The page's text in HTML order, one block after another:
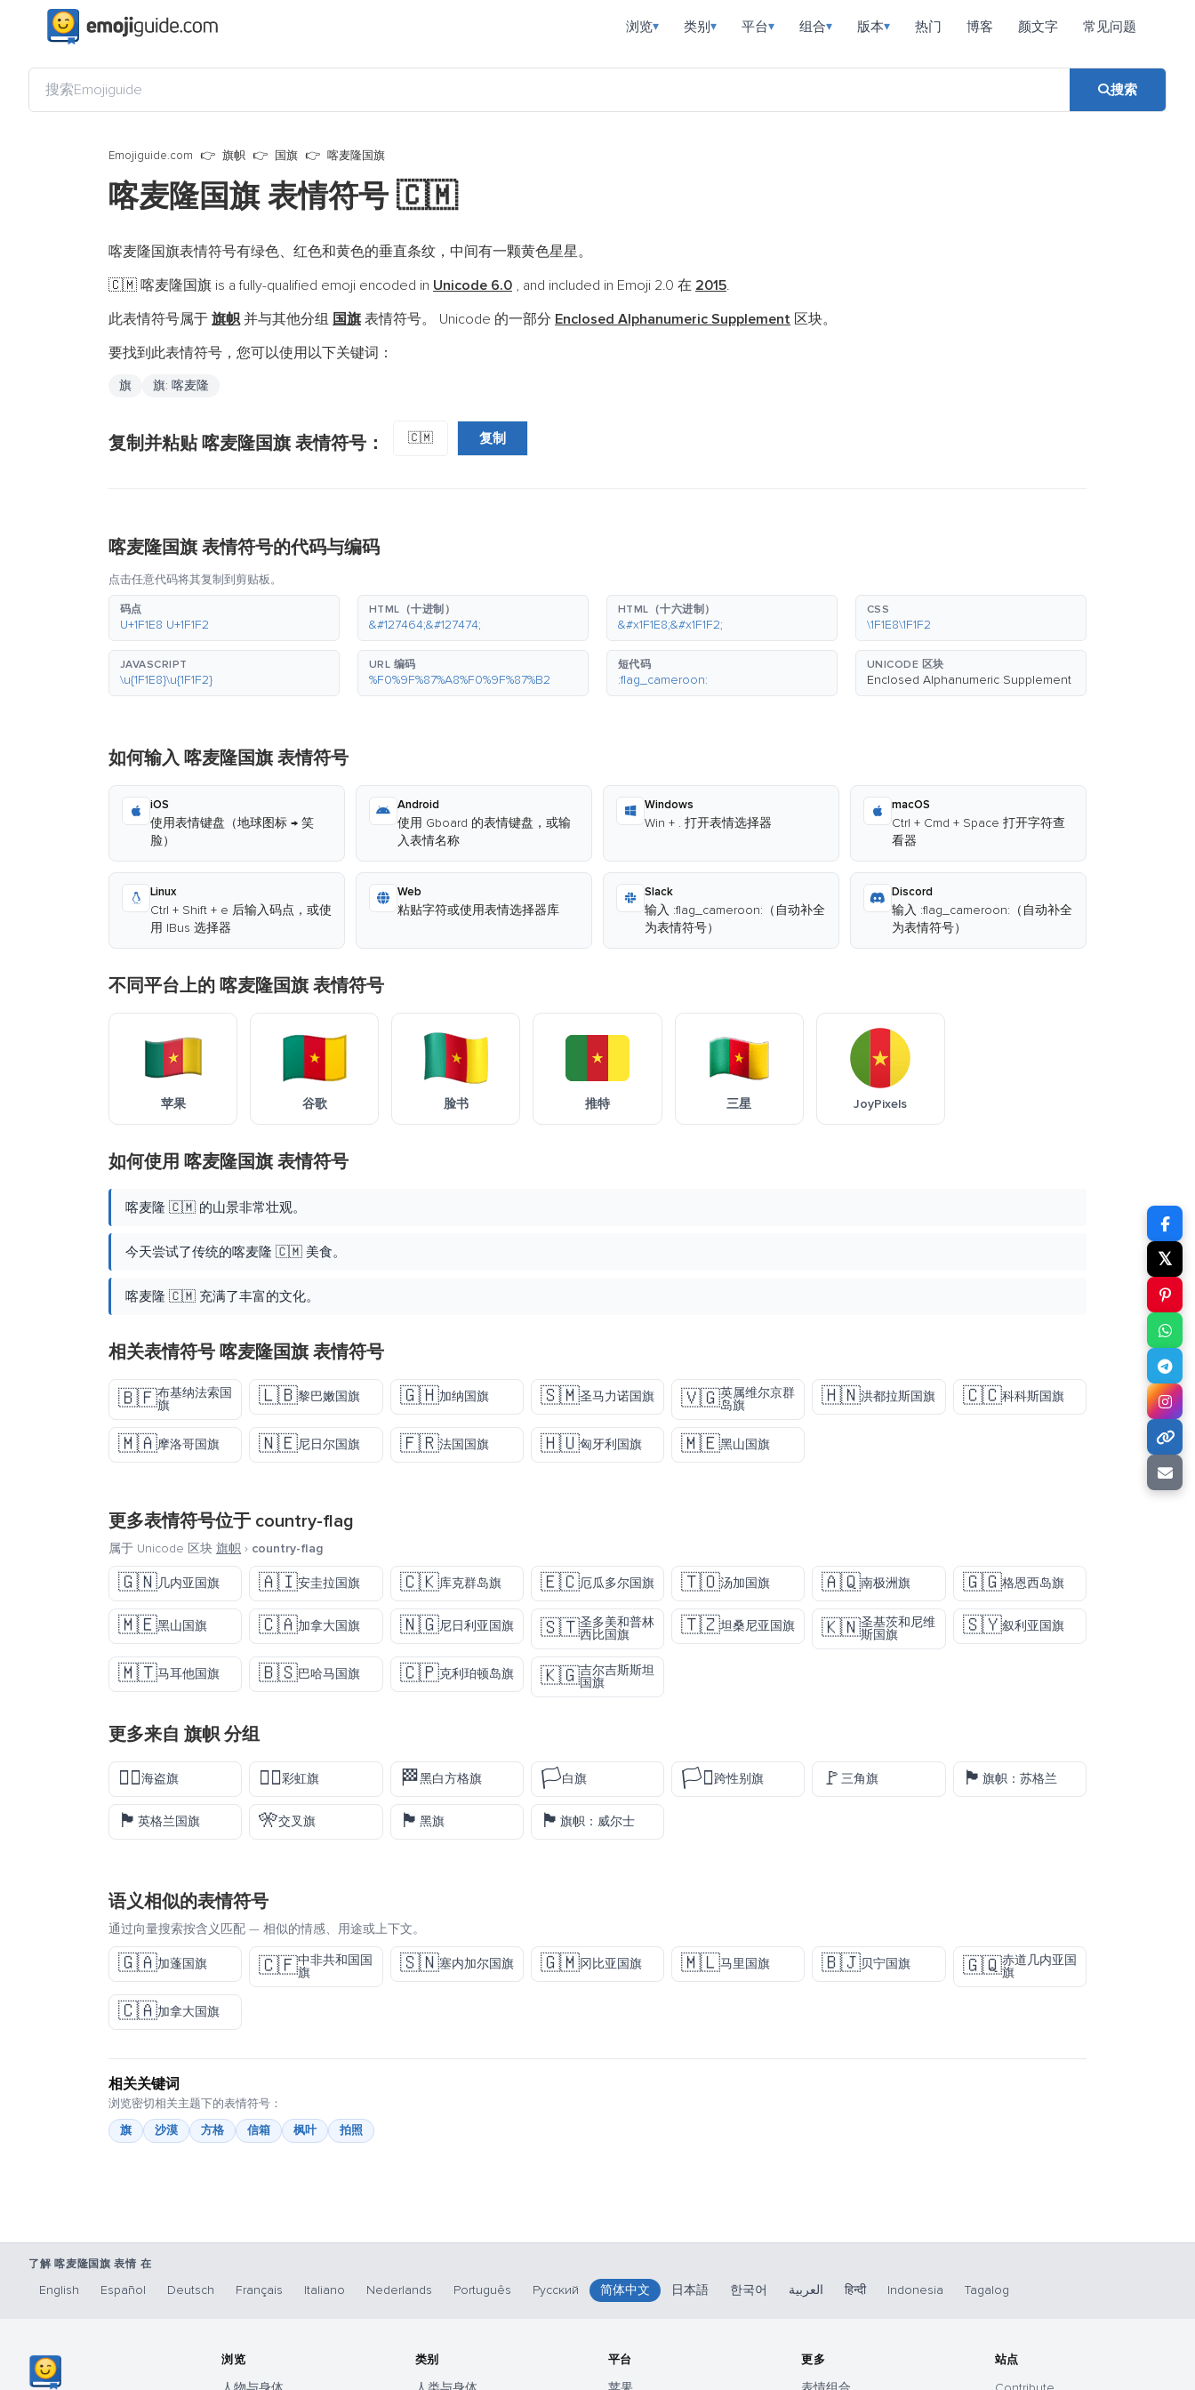
浏览▾ 类别 ▾ 平台▾ 组合▾ 版本▾ 热门 博客 颜文字 常见问题
搜索
Emojiguide.com 旗帜 国旗 喀麦隆国旗
喀麦隆国旗 表情符号 🇨🇲
喀麦隆国旗表情符号有绿色、红色和黄色的垂直条纹，中间有一颗黄色星星。
🇨🇲 喀麦隆国旗 is a fully-qualified emoji encoded in Unicode 6.0 , and included in Emoji 2.0 在 2015.
此表情符号属于 旗帜并与其他分组 国旗 表情符号。 Unicode 的一部分 Enclosed Alphanumeric Supplement 区块。
要找到此表情符号，您可以使用以下关键词：
旗 旗: 喀麦隆
复制并粘贴 喀麦隆国旗 表情符号： 🇨🇲 复制
喀麦隆国旗 表情符号的代码与编码
点击任意代码将其复制到剪贴板。
码点
U+1F1E8 U+1F1F2
HTML（十进制）
&#127464;&#127474;
HTML（十六进制）
&#x1F1E8;&#x1F1F2;
CSS
\1F1E8\1F1F2
JAVASCRIPT
\u{1F1E8}\u{1F1F2}
URL 编码
%F0%9F%87%A8%F0%9F%87%B2
短代码
:flag_cameroon:
UNICODE 区块
Enclosed Alphanumeric Supplement
如何输入 喀麦隆国旗 表情符号
iOS
使用表情键盘（地球图标 → 笑
脸）
Android
使用 Gboard 的表情键盘，或输
入表情名称
Windows
Win + . 打开表情选择器
macOS
Ctrl + Cmd + Space 打开字符查
看器
Linux
Ctrl + Shift + e 后输入码点，或使
用 IBus 选择器
Web
粘贴字符或使用表情选择器库
Slack
输入 :flag_cameroon:（自动补全
为表情符号）
Discord
输入 :flag_cameroon:（自动补全
为表情符号）
不同平台上的 喀麦隆国旗 表情符号
苹果 谷歌 脸书 推特 三星 JoyPixels
如何使用 喀麦隆国旗 表情符号
喀麦隆 🇨🇲 的山景非常壮观。
今天尝试了传统的喀麦隆 🇨🇲 美食。
喀麦隆 🇨🇲 充满了丰富的文化。
相关表情符号 喀麦隆国旗 表情符号
🇧🇫布基纳法索国
旗
🇱🇧黎巴嫩国旗 🇬🇭加纳国旗 🇸🇲圣马力诺国旗 🇻🇬英属维尔京群
岛旗
🇭🇳洪都拉斯国旗 🇨🇨科科斯国旗
🇲🇦摩洛哥国旗 🇳🇪尼日尔国旗 🇫🇷法国国旗 🇭🇺匈牙利国旗 🇲🇪黑山国旗
更多表情符号位于 country-flag
属于 Unicode 区块 旗帜 › country-flag
🇬🇳几内亚国旗 🇦🇮安圭拉国旗 🇨🇰库克群岛旗 🇪🇨厄瓜多尔国旗 🇹🇴汤加国旗 🇦🇶南极洲旗 🇬🇬格恩西岛旗
🇲🇪黑山国旗 🇨🇦加拿大国旗 🇳🇬尼日利亚国旗 🇸🇹圣多美和普林
西比国旗
🇹🇿坦桑尼亚国旗 🇰🇳圣基茨和尼维
斯国旗
🇸🇾叙利亚国旗
🇲🇹马耳他国旗 🇧🇸巴哈马国旗 🇨🇵克利珀顿岛旗 🇰🇬吉尔吉斯斯坦
国旗
更多来自 旗帜分组
🏴‍☠️海盗旗 🏳️‍🌈彩虹旗 🏁黑白方格旗 🏳️白旗 🏳️‍⚧️跨性别旗 🚩三角旗 🏴󠁧󠁢󠁳󠁣󠁴󠁿 旗帜：苏格兰
🏴󠁧󠁢󠁥󠁮󠁧󠁿 英格兰国旗 🎌交叉旗 🏴 黑旗 🏴󠁧󠁢󠁷󠁬󠁳󠁿 旗帜：威尔士
语义相似的表情符号
通过向量搜索按含义匹配 — 相似的情感、用途或上下文。
🇬🇦加蓬国旗 🇨🇫中非共和国国
旗
🇸🇳塞内加尔国旗 🇬🇲冈比亚国旗 🇲🇱马里国旗 🇧🇯贝宁国旗 🇬🇶赤道几内亚国
旗
🇨🇦加拿大国旗
相关关键词
浏览密切相关主题下的表情符号：
旗
沙漠 方格 信箱 枫叶 拍照
𝕏
了解 喀麦隆国旗 表情 在
English Español Deutsch Français Italiano Nederlands Português Русский 简体中文 日本語 한국어 العربية हिन्दी Indonesia Tagalog
浏览 类别 平台 更多 站点